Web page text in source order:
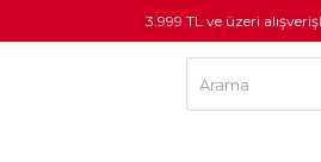
3.999 TL ve üzeri